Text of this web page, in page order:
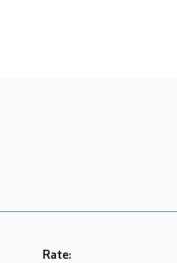
Rate: